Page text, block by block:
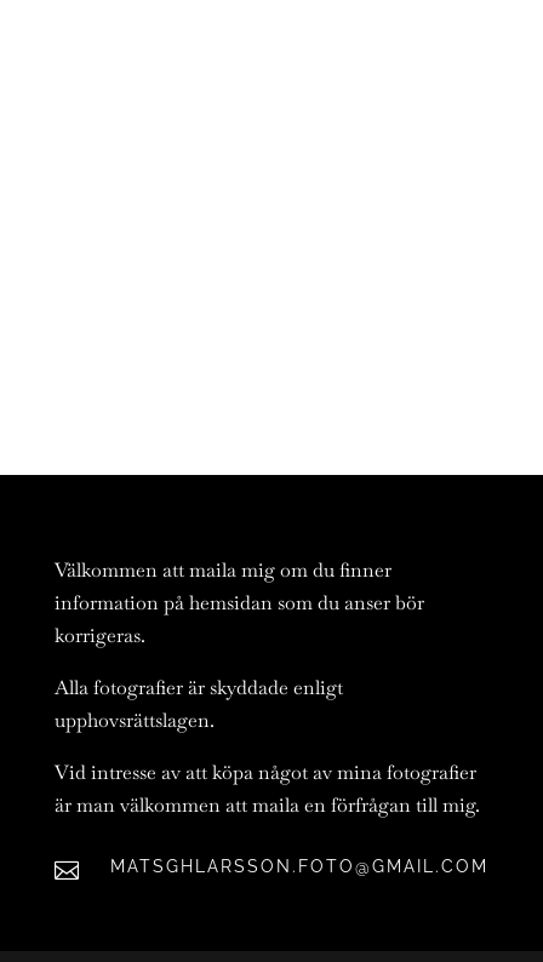
Välkommen att maila mig om du finner
information på hemsidan som du anser bör
korrigeras.
Alla fotografier är skyddade enligt
upphovsrättslagen.
Vid intresse av att köpa något av mina fotografier
är man välkommen att maila en förfrågan till mig.
 MATSGHLARSSON.FOTO@GMAIL.COM